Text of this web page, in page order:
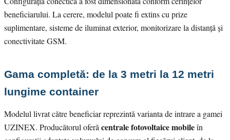
beneficiarului. La cerere, modelul poate fi extins cu prize
suplimentare, sisteme de iluminat exterior, monitorizare la distanță și
conectivitate GSM.
Gama completă: de la 3 metri la 12 metri
lungime container
Modelul livrat către beneficiar reprezintă varianta de intrare a gamei
UZINEX. Producătorul oferă centrale fotovoltaice mobileîn